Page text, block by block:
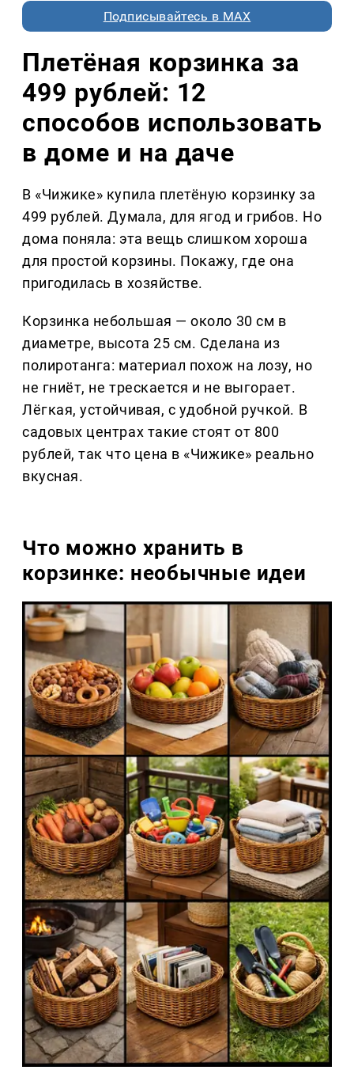
Подписывайтесь в MAX
Плетёная корзинка за
499 рублей: 12
способов использовать
в доме и на даче
В «Чижике» купила плетёную корзинку за
499 рублей. Думала, для ягод и грибов. Но
дома поняла: эта вещь слишком хороша
для простой корзины. Покажу, где она
пригодилась в хозяйстве.
Корзинка небольшая — около 30 см в
диаметре, высота 25 см. Сделана из
полиротанга: материал похож на лозу, но
не гниёт, не трескается и не выгорает.
Лёгкая, устойчивая, с удобной ручкой. В
садовых центрах такие стоят от 800
рублей, так что цена в «Чижике» реально
вкусная.
Что можно хранить в
корзинке: необычные идеи